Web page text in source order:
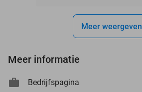
Meer weergeven
Meer informatie
Bedrijfspagina